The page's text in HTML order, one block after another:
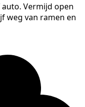
Vermijd open
weg van ramen en